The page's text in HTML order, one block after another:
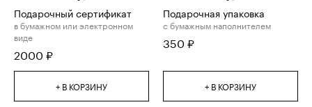
Подарочный сертификат
в бумажном или электронном
виде
2000 ₽
+ В КОРЗИНУ
Подарочная упаковка
с бумажным наполнителем
350 ₽
+ В КОРЗИНУ